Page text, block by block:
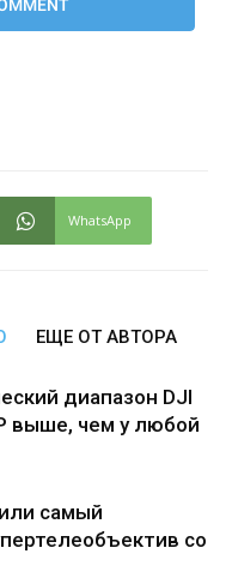
WhatsApp
ЕЩЕ ОТ АВТОРА
диапазон DJI
выше, чем у любой
самый
со